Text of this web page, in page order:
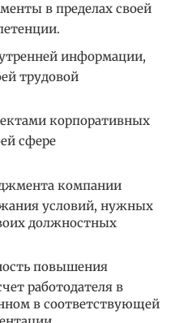
в пределах своей
информации,
трудовой
корпоративных
сфере
компании
условий, нужных
должностных
повышения
работодателя в
в соответствующей